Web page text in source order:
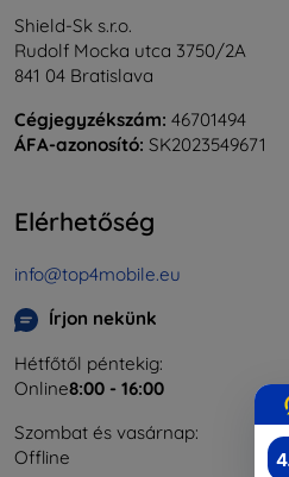
Shield-Sk s.r.o.
Rudolf Mocka utca 3750/2A
841 04 Bratislava
Cégjegyzékszám: 46701494
ÁFA-azonosító: SK2023549671
Elérhetőség
info@top4mobile.eu
Írjon nekünk
Hétfőtől péntekig:
Online8:00 - 16:00
Szombat és vasárnap:
Offline